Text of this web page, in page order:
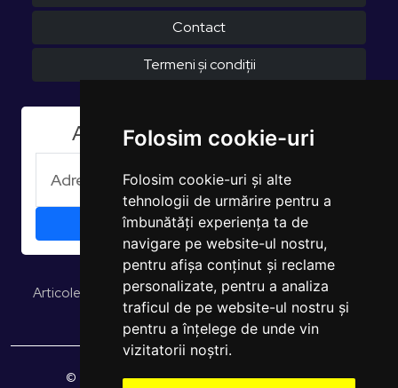
Folosim cookie-uri
Folosim cookie-uri și alte
tehnologii de urmărire pentru a
îmbunătăți experiența ta de
navigare pe website-ul nostru,
pentru afișa conținut și reclame
personalizate, pentru a analiza
traficul de pe website-ul nostru și
pentru a înțelege de unde vin
vizitatorii noștri.
Contact
Termeni și condiții
Aboneaza-te la Newsletter
Articole și opiniiStudii și rapoarteEUROPULS Rezultate
© 2026 EUROPULS. Toate drepturile rezervate.